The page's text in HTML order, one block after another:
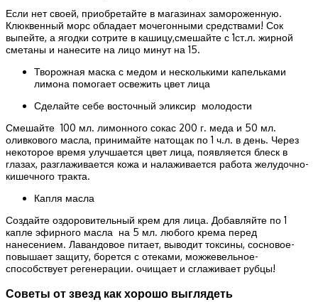
Если нет своей, приобретайте в магазинах замороженную.
Клюквенный морс обладает мочегонными средствами! Сок
выпейте, а ягодки сотрите в кашицу,смешайте с 1ст.л. жирной
сметаны и нанесите на лицо минут на 15.
Творожная маска с медом и несколькими капельками
лимона помогает освежить цвет лица
Сделайте себе восточный эликсир молодости
Смешайте 100 мл. лимонного сокас 200 г. меда и 50 мл.
оливкового масла, принимайте натощак по 1 ч.л. в день. Через
некоторое время улучшается цвет лица, появляется блеск в
глазах, разглаживается кожа и налаживается работа желудочно-
кишечного тракта.
Капля масла
Создайте оздоровительный крем для лица. Добавляйте по 1
капле эфирного масла на 5 мл. любого крема перед
нанесением. Лавандовое питает, выводит токсины, сосновое-
повышает защиту, борется с отеками, можжевельное-
способствует регенерации. очищает и сглаживает рубцы!
Советы от звезд как хорошо выглядеть